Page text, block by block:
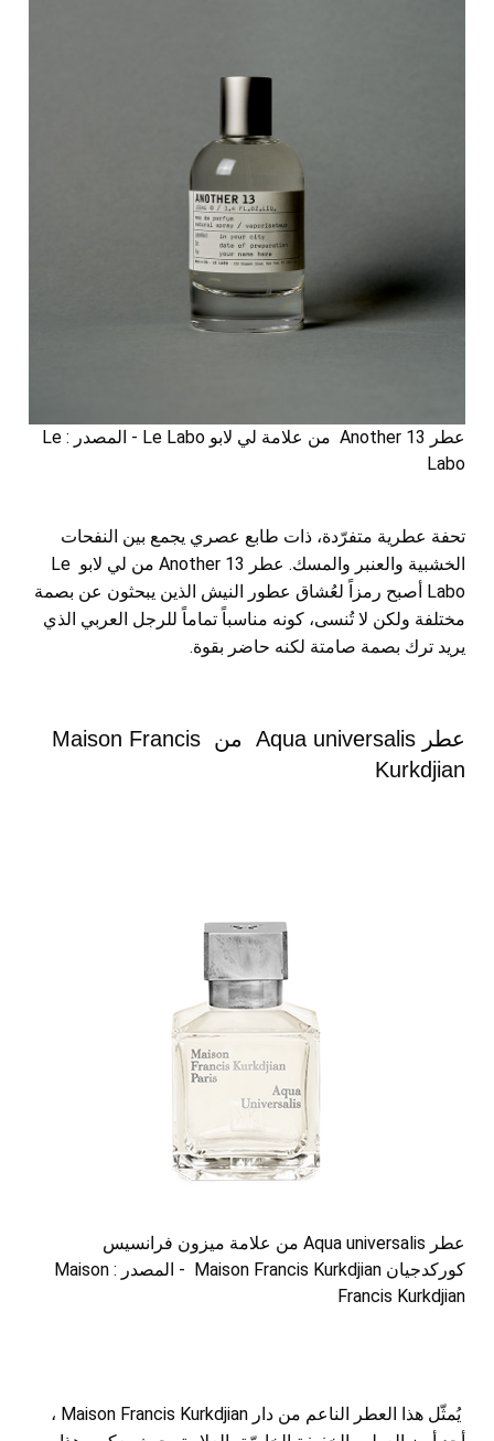
عطر Another 13 من علامة لي لابو Le Labo - المصدر : Le
Labo
تحفة عطرية متفرّدة، ذات طابع عصري يجمع بين النفحات
الخشبية والعنبر والمسك. عطر Another 13 من لي لابو Le
Labo أصبح رمزاً لعُشاق عطور النيش الذين يبحثون عن بصمة
مختلفة ولكن لا تُنسى، كونه مناسباً تماماً للرجل العربي الذي
يريد ترك بصمة صامتة لكنه حاضر بقوة.
عطر Aqua universalis من Maison Francis
Kurkdjian
عطر Aqua universalis من علامة ميزون فرانسيس
كوركدجيان Maison Francis Kurkdjian - المصدر : Maison
Francis Kurkdjian
يُمثّل هذا العطر الناعم من دار Maison Francis Kurkdjian ،